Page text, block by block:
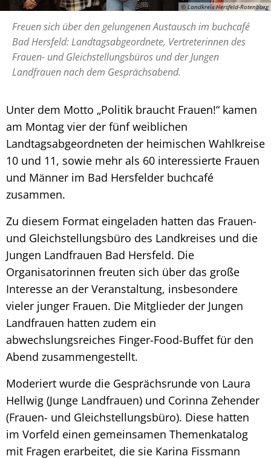
© Landkreis Hersfeld-Rotenburg
Freuen sich über den gelungenen Austausch im buchcafé
Bad Hersfeld: Landtagsabgeordnete, Vertreterinnen des
Frauen- und Gleichstellungsbüros und der Jungen
Landfrauen nach dem Gesprächsabend.
Unter dem Motto „Politik braucht Frauen!“ kamen
am Montag vier der fünf weiblichen
Landtagsabgeordneten der heimischen Wahlkreise
10 und 11, sowie mehr als 60 interessierte Frauen
und Männer im Bad Hersfelder buchcafé
zusammen.
Zu diesem Format eingeladen hatten das Frauen-
und Gleichstellungsbüro des Landkreises und die
Jungen Landfrauen Bad Hersfeld. Die
Organisatorinnen freuten sich über das große
Interesse an der Veranstaltung, insbesondere
vieler junger Frauen. Die Mitglieder der Jungen
Landfrauen hatten zudem ein
abwechslungsreiches Finger-Food-Buffet für den
Abend zusammengestellt.
Moderiert wurde die Gesprächsrunde von Laura
Hellwig (Junge Landfrauen) und Corinna Zehender
(Frauen- und Gleichstellungsbüro). Diese hatten
im Vorfeld einen gemeinsamen Themenkatalog
mit Fragen erarbeitet, die sie Karina Fissmann